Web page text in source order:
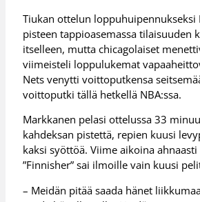
Tiukan ottelun loppuhuipennukseksi
pisteen tappioasemassa tilaisuuden
itselleen, mutta chicagolaiset
viimeisteli loppulukemat
Nets venytti voittoputkensa
voittoputki tällä hetkellä NBA:ssa.
Markkanen pelasi ottelussa 33
kahdeksan pistettä, repien kuusi
kaksi syöttöä. Viime aikoina
”Finnisher” sai ilmoille vain kuusi
– Meidän pitää saada hänet